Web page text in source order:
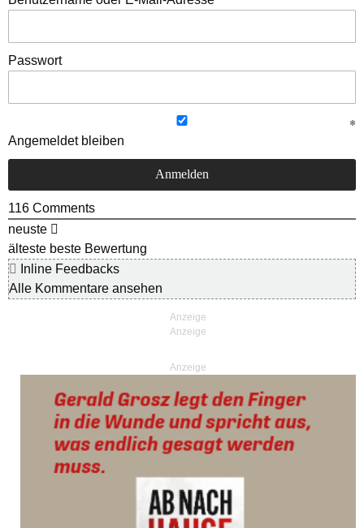
Passwort
Angemeldet bleiben
116 Comments
neuste
älteste beste Bewertung
Inline Feedbacks
Alle Kommentare ansehen
Anzeige